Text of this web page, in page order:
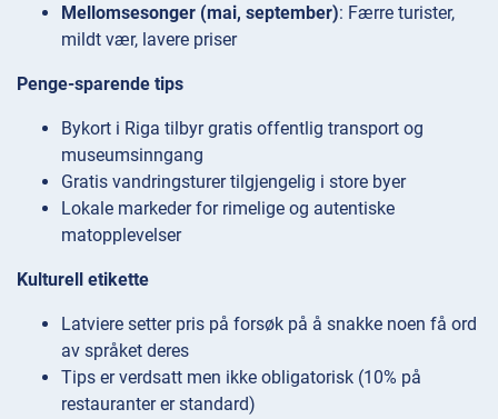
Mellomsesonger (mai, september): Færre turister,
mildt vær, lavere priser
Penge-sparende tips
Bykort i Riga tilbyr gratis offentlig transport og
museumsinngang
Gratis vandringsturer tilgjengelig i store byer
Lokale markeder for rimelige og autentiske
matopplevelser
Kulturell etikette
Latviere setter pris på forsøk på å snakke noen få ord
av språket deres
Tips er verdsatt men ikke obligatorisk (10% på
restauranter er standard)